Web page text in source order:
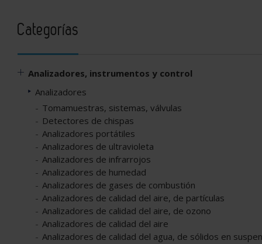
Categorías
Analizadores, instrumentos y control
Analizadores
Tomamuestras, sistemas, válvulas
Detectores de chispas
Analizadores portátiles
Analizadores de ultravioleta
Analizadores de infrarrojos
Analizadores de humedad
Analizadores de gases de combustión
Analizadores de calidad del aire, de partículas
Analizadores de calidad del aire, de ozono
Analizadores de calidad del aire
Analizadores de calidad del agua, de sólidos en